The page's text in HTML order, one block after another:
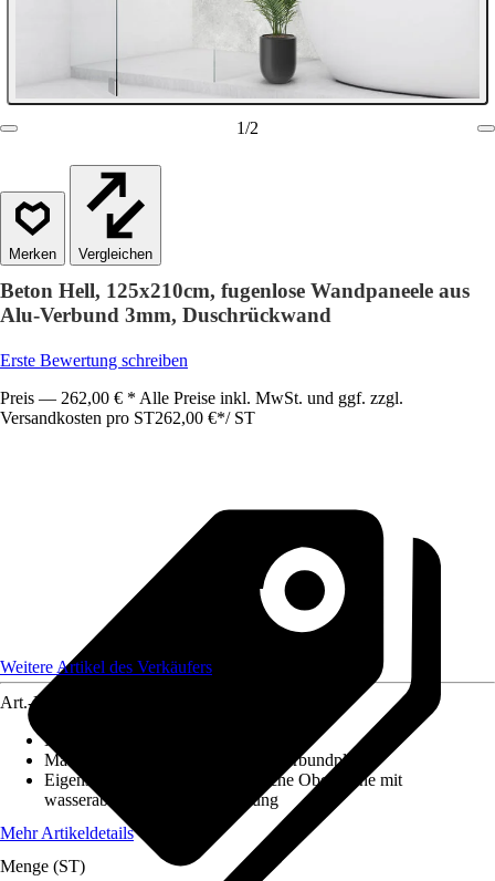
1/2
Vergleichen
Beton Hell, 125x210cm, fugenlose Wandpaneele aus
Alu-Verbund 3mm, Duschrückwand
Erste Bewertung schreiben
Preis — 262,00 € * Alle Preise inkl. MwSt. und ggf. zzgl.
Versandkosten pro ST262,00 €*/ ST
Weitere Artikel des Verkäufers
Art.-Nr.
Maße (LxBxS)
Material
Aluminium, Aluminiumverbundplatte
Eigenschaft
Kratzfest, Hygienische Oberfläche mit
wasserabweisender Beschichtung
Mehr Artikeldetails
Menge (ST)